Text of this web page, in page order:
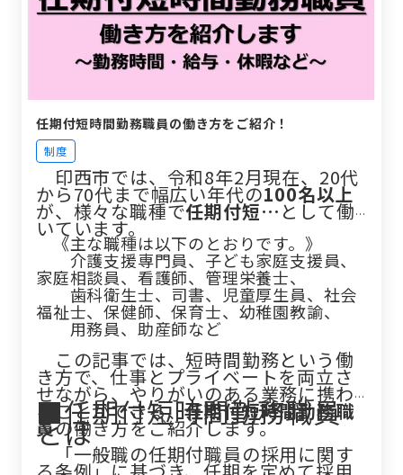
任期付短時間勤務職員の働き方をご紹介！
制度
印西市では、令和8年2月現在、20代
から70代まで幅広い年代の100名以上
が、様々な職種で任期付短… として働
いています。
《主な職種は以下のとおりです。》
介護支援専門員、子ども家庭支援員、
家庭相談員、看護師、管理栄養士、
歯科衛生士、司書、児童厚生員、社会
福祉士、保健師、保育士、幼稚園教諭、
用務員、助産師など
この記事では、短時間勤務という働
き方で、仕事とプライベートを両立さ
せながら、やりがいのある業務に携わ
ることができる、任期付短時間勤務職
員の働き方をご紹介します。
■任期付短時間勤務職員
とは
「一般職の任期付職員の採用に関す